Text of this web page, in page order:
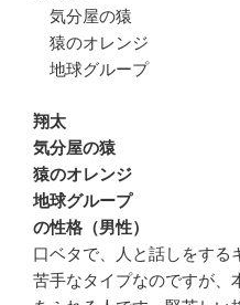
気分屋の猿
猿のオレンジ
地球グループ
翔太
気分屋の猿
猿のオレンジ
地球グループ
の性格（男性）
口ベタで、人と話しをする
苦手なタイプなのですが、